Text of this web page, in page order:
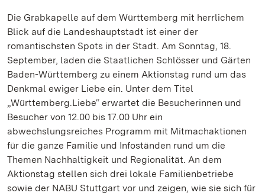
Die Grabkapelle auf dem Württemberg mit herrlichem
Blick auf die Landeshauptstadt ist einer der
romantischsten Spots in der Stadt. Am Sonntag, 18.
September, laden die Staatlichen Schlösser und Gärten
Baden-Württemberg zu einem Aktionstag rund um das
Denkmal ewiger Liebe ein. Unter dem Titel
„Württemberg.Liebe“ erwartet die Besucherinnen und
Besucher von 12.00 bis 17.00 Uhr ein
abwechslungsreiches Programm mit Mitmachaktionen
für die ganze Familie und Infoständen rund um die
Themen Nachhaltigkeit und Regionalität. An dem
Aktionstag stellen sich drei lokale Familienbetriebe
sowie der NABU Stuttgart vor und zeigen, wie sie sich für